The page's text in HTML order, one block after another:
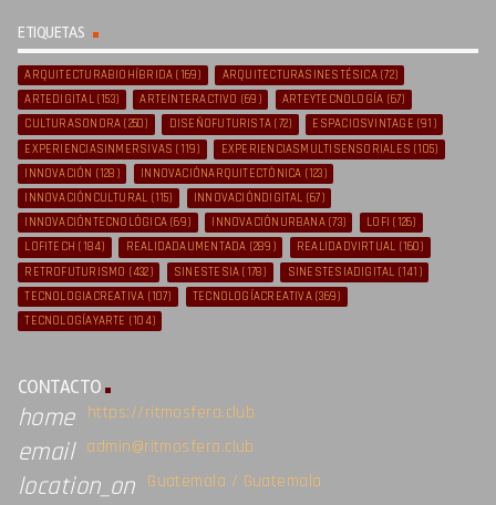
ETIQUETAS
ARQUITECTURABIOHÍBRIDA (169) ARQUITECTURASINESTÉSICA(72)
ARTEDIGITAL(153) ARTEINTERACTIVO (69) ARTEYTECNOLOGÍA (67)
CULTURASONORA (250) DISEÑOFUTURISTA (72) ESPACIOSVINTAGE (91)
EXPERIENCIASINMERSIVAS (119) EXPERIENCIASMULTISENSORIALES (105)
INNOVACIÓN (128) INNOVACIÓNARQUITECTÓNICA (123)
INNOVACIÓNCULTURAL (115) INNOVACIÓNDIGITAL (67)
INNOVACIÓNTECNOLÓGICA (69) INNOVACIÓNURBANA(73) LOFI (126)
LOFITECH (184) REALIDADAUMENTADA (289) REALIDADVIRTUAL (160)
RETROFUTURISMO (432) SINESTESIA (178) SINESTESIADIGITAL (141)
TECNOLOGIACREATIVA (107) TECNOLOGÍACREATIVA(369)
TECNOLOGÍAYARTE (104)
CONTACTO
home https://ritmosfera.club
email admin@ritmosfera.club
location_on Guatemala / Guatemala